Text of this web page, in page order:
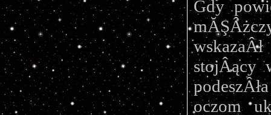
Gdy
stojÂący
oczom